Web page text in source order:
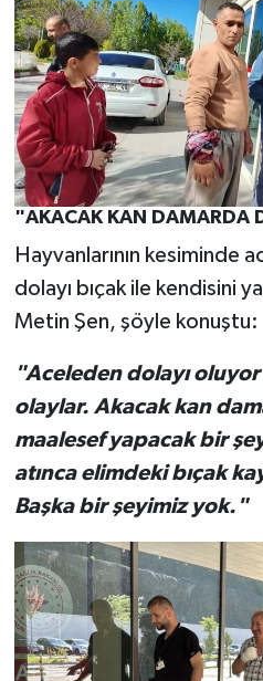
"AKACAK KAN DAMARDA
Hayvanlarının kesiminde
dolayı bıçak ile kendisini
Metin Şen, şöyle konuştu:
"Aceleden dolayı
olaylar. Akacak kan
maalesef yapacak bir
atınca elimdeki bıçak
Başka bir şeyimiz yok."